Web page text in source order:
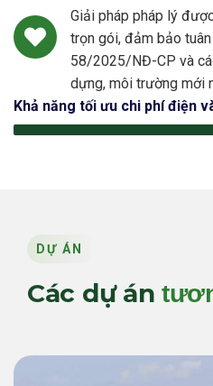
Giải pháp pháp lý
trọn gói, đảm bảo
58/2025/NĐ-CP và
dựng, môi trường mới
Khả năng tối ưu chi phí điện
DỰ ÁN
Các dự án